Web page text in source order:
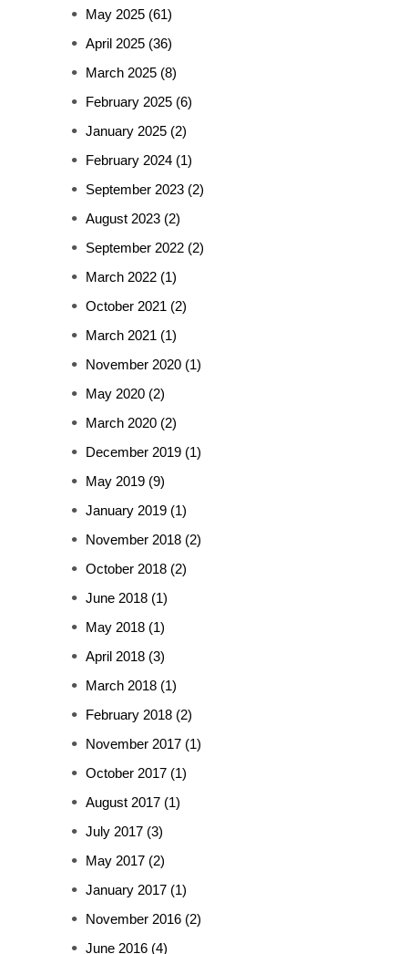
May 2025 (61)
April 2025 (36)
March 2025 (8)
February 2025 (6)
January 2025 (2)
February 2024 (1)
September 2023 (2)
August 2023 (2)
September 2022 (2)
March 2022 (1)
October 2021 (2)
March 2021 (1)
November 2020 (1)
May 2020 (2)
March 2020 (2)
December 2019 (1)
May 2019 (9)
January 2019 (1)
November 2018 (2)
October 2018 (2)
June 2018 (1)
May 2018 (1)
April 2018 (3)
March 2018 (1)
February 2018 (2)
November 2017 (1)
October 2017 (1)
August 2017 (1)
July 2017 (3)
May 2017 (2)
January 2017 (1)
November 2016 (2)
June 2016 (4)